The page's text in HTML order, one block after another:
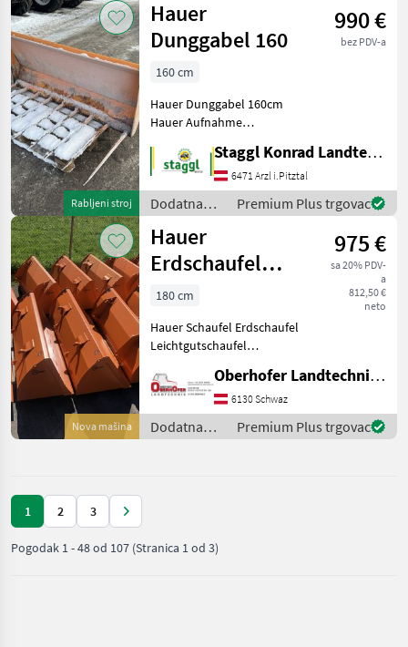
traktore /
Hauer
Rabljeni stroj
Hauer
Dunggabel 160
990 €
bez PDV-a
160 cm
Hauer Dunggabel 160cm
Hauer Aufnahme
9 Gewicht: 143kg Bitte
informieren Sie sich vor der
Besichtigung, ob die
Maschine bei uns am Be
Staggl Konrad Landtechnik Oberland
6471 Arzl i.Pitztal
Dodatna
oprema za
traktore /
Hauer
Premium Plus trgovac
Nova mašina
Hauer
Erdschaufel
Leichtgutschaufel
Schüttgutschaufel
975 €
sa 20% PDV-
a
812,50 €
neto
180 cm
Hauer Schaufel Erdschaufel
Leichtgutschaufel
Auswahl - sofort verfügbar -
Breiten: 1400mm bis
2400mm - mit Hauer oder
Euro-Aufnahme -
Oberhofer Landtechnik GmbH
6130 Schwaz
Dodatna
oprema za
Premium Plus trgovac
1 2 3
Pogodak 1-48od 107 (Stranica 1 od 3)